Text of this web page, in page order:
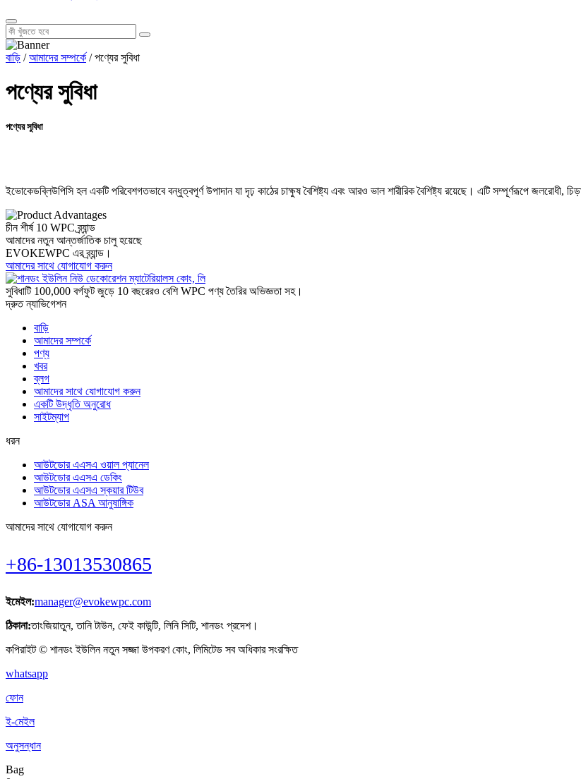
বাড়ি /আমাদের সম্পর্কে / পণ্যের সুবিধা
পণ্যের সুবিধা
পণ্যের সুবিধা
ইভোকেডব্লিউপিসি হল একটি পরিবেশগতভাবে বন্ধুত্বপূর্ণ উপাদান যা দৃঢ় কাঠের চাক্ষুষ বৈশিষ্ট্য এবং আরও ভাল শারীরিক বৈশিষ্ট্য রয়েছে। এটি সম্পূর্ণরূপে জলরোধী,
চীন শীর্ষ 10 WPC ব্র্যান্ড
আমাদের নতুন আন্তর্জাতিক চালু হয়েছে
EVOKEWPC এর ব্র্যান্ড।
আমাদের সাথে যোগাযোগ করুন
সুবিধাটি 100,000 বর্গফুট জুড়ে 10 বছরেরও বেশি WPC পণ্য তৈরির অভিজ্ঞতা সহ।
দ্রুত ন্যাভিগেশন
বাড়ি
আমাদের সম্পর্কে
পণ্য
খবর
ব্লগ
আমাদের সাথে যোগাযোগ করুন
একটি উদ্ধৃতি অনুরোধ
সাইটম্যাপ
ধরন
আউটডোর এএসএ ওয়াল প্যানেল
আউটডোর এএসএ ডেকিং
আউটডোর এএসএ স্কয়ার টিউব
আউটডোর ASA আনুষাঙ্গিক
আমাদের সাথে যোগাযোগ করুন
+86-13013530865
ইমেইল:manager@evokewpc.com
ঠিকানা:তাংজিয়াতুন, তানি টাউন, ফেই কাউন্টি, লিনি সিটি, শানডং প্রদেশ।
কপিরাইট © শানডং ইউলিন নতুন সজ্জা উপকরণ কোং, লিমিটেড সব অধিকার সংরক্ষিত
whatsapp
ফোন
ই-মেইল
অনুসন্ধান
Bag